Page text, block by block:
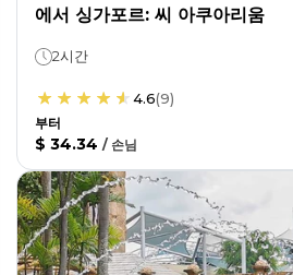
에서 싱가포르: 씨 아쿠아리움
2시간
4.6(9)
부터
$ 34.34 / 손님